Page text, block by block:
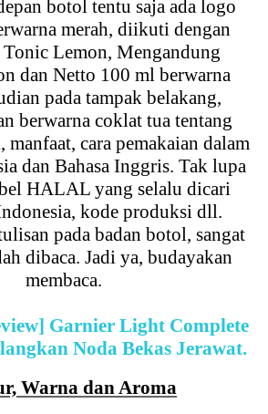
botol tentu saja ada logo
merah, diikuti dengan
Tonic Lemon, Mengandung
dan Netto 100 ml berwarna
pada tampak belakang,
berwarna coklat tua tentang
cara pemakaian dalam
dan Bahasa Inggris. Tak lupa
HALAL yang selalu dicari
kode produksi dll.
pada badan botol, sangat
dibaca. Jadi ya, budayakan
membaca.
Garnier Light Complete
Noda Bekas Jerawat.
Warna dan Aroma